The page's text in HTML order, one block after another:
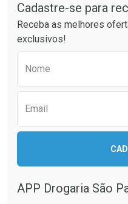
Cadastre-se para
Receba as melhores
exclusivos!
Nome
Email
APP Drogaria São